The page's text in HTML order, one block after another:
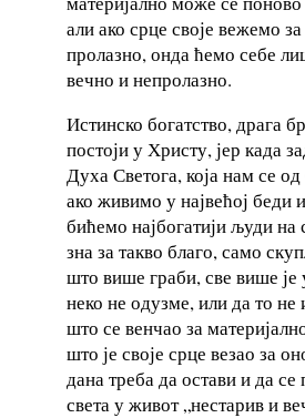
али ако срце своје вежемо
пролазно, онда ћемо себе
вечно и непролазно.
Истинско богатство, драга
постоји у Христу, јер када
Духа Светога, која нам се
ако живимо у највећој беди
бићемо најбогатији људи на
зна за такво благо, само
што више граби, све више је
неко не одузме, или да то не
што се венчао за
што је своје срце везао за
дана треба да остави и да се
света у живот „нестарив и